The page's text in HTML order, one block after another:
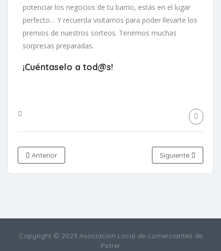
potenciar los negocios de tu barrio, estás en el lugar
perfecto… Y recuerda visitarnos para poder llevarte los
premios de nuestros sorteos. Tenemos muchas
sorpresas preparadas.
¡Cuéntaselo a tod@s!
Anterior Siguiente
Copyright © 2023 Asociación Local de comerciantes de
Petrer